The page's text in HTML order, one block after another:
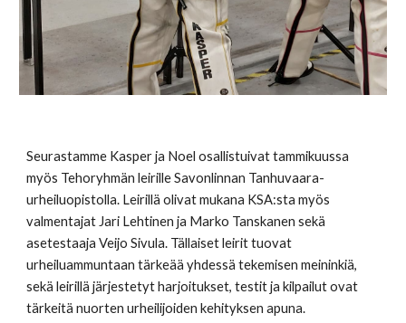
Seurastamme Kasper ja Noel osallistuivat tammikuussa
myös Tehoryhmän leirille Savonlinnan Tanhuvaara-
urheiluopistolla. Leirillä olivat mukana KSA:sta myös
valmentajat Jari Lehtinen ja Marko Tanskanen sekä
asetestaaja Veijo Sivula. Tällaiset leirit tuovat
urheiluammuntaan tärkeää yhdessä tekemisen meininkiä,
sekä leirillä järjestetyt harjoitukset, testit ja kilpailut ovat
tärkeitä nuorten urheilijoiden kehityksen apuna.